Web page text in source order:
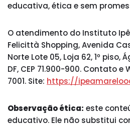
educativa, ética e sem
O atendimento do Instituto
Felicittà Shopping, Avenida
Norte Lote 05, Loja 62, 1º piso,
DF, CEP 71.900-900. Contato e
7001. Site: https://
Observação ética: este
educativo. Ele não substitui